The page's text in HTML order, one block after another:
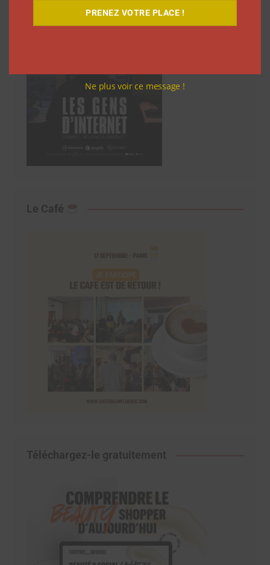
Le Café
Téléchargez-le gratuitement
PRENEZ VOTRE PLACE !
Ne plus voir ce message !